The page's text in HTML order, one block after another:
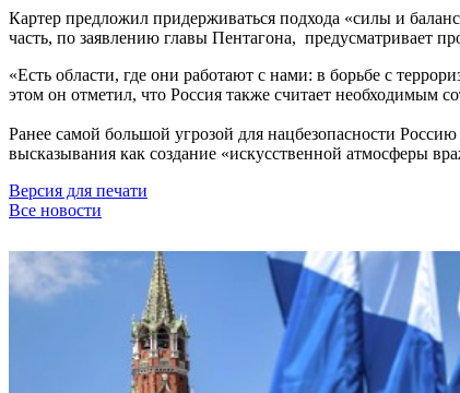
Картер предложил придерживаться подхода «силы и
часть, по заявлению главы Пентагона, предусматривает
«Есть области, где они работают с нами: в борьбе с
этом он отметил, что Россия также считает
Ранее самой большой угрозой для нацбезопасности
высказывания как создание «искусственной атмосферы
Версия для печати
Все новости